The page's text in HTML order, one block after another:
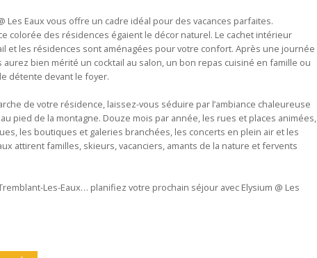
Les Eaux vous offre un cadre idéal pour des vacances parfaites.
colorée des résidences égaient le décor naturel. Le cachet intérieur
et les résidences sont aménagées pour votre confort. Après une journée
aurez bien mérité un cocktail au salon, un bon repas cuisiné en famille ou
détente devant le foyer.
de votre résidence, laissez-vous séduire par l’ambiance chaleureuse
pied de la montagne. Douze mois par année, les rues et places animées,
les boutiques et galeries branchées, les concerts en plein air et les
attirent familles, skieurs, vacanciers, amants de la nature et fervents
Les-Eaux… planifiez votre prochain séjour avec Elysium @ Les